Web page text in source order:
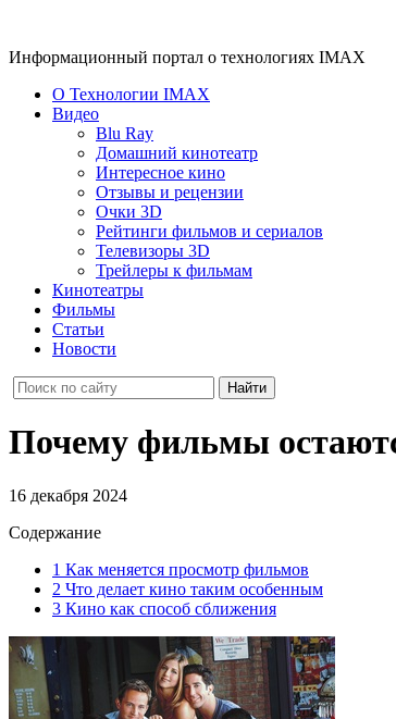
Информационный портал о технологиях IMAX
О Технологии IMAX
Видео
Blu Ray
Домашний кинотеатр
Интересное кино
Отзывы и рецензии
Очки 3D
Рейтинги фильмов и сериалов
Телевизоры 3D
Трейлеры к фильмам
Кинотеатры
Фильмы
Статьи
Новости
Почему фильмы
16 декабря 2024
Содержание
1 Как меняется просмотр фильмов
2 Что делает кино таким особенным
3 Кино как способ сближения